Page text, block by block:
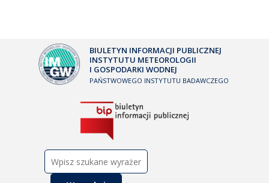
BIULETYN INFORMACJI PUBLICZNEJ
INSTYTUTU METEOROLOGII
I GOSPODARKI WODNEJ
PAŃSTWOWEGO INSTYTUTU BADAWCZEGO